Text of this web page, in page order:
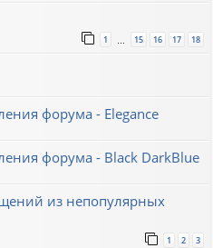
1 … 15 16 17 18
форума - Elegance
форума - Black DarkBlue
из непопулярных
1 2 3